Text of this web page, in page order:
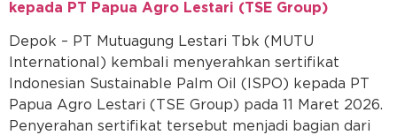
kepada PT Papua Agro Lestari (TSE Group)
Depok – PT Mutuagung Lestari Tbk (MUTU
International) kembali menyerahkan sertifikat
Indonesian Sustainable Palm Oil (ISPO) kepada PT
Papua Agro Lestari (TSE Group) pada 11 Maret 2026.
Penyerahan sertifikat tersebut menjadi bagian dari